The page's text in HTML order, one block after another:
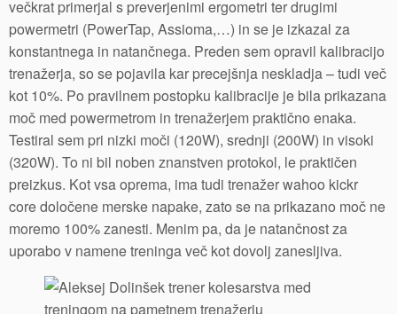
večkrat primerjal s preverjenimi ergometri ter drugimi
powermetri (PowerTap, Assioma,…) in se je izkazal za
konstantnega in natančnega. Preden sem opravil kalibracijo
trenažerja, so se pojavila kar precejšnja neskladja – tudi več
kot 10%. Po pravilnem postopku kalibracije je bila prikazana
moč med powermetrom in trenažerjem praktično enaka.
Testiral sem pri nizki moči (120W), srednji (200W) in visoki
(320W). To ni bil noben znanstven protokol, le praktičen
preizkus. Kot vsa oprema, ima tudi trenažer wahoo kickr
core določene merske napake, zato se na prikazano moč ne
moremo 100% zanesti. Menim pa, da je natančnost za
uporabo v namene treninga več kot dovolj zanesljiva.